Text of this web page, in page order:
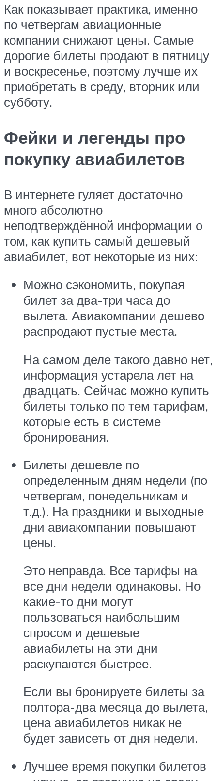
Как показывает практика, именно
по четвергам авиационные
компании снижают цены. Самые
дорогие билеты продают в пятницу
и воскресенье, поэтому лучше их
приобретать в среду, вторник или
субботу.
Фейки и легенды про
покупку авиабилетов
В интернете гуляет достаточно
много абсолютно
неподтверждённой информации о
том, как купить самый дешевый
авиабилет, вот некоторые из них:
Можно сэкономить, покупая
билет за два-три часа до
вылета. Авиакомпании дешево
распродают пустые места.
На самом деле такого давно нет,
информация устарела лет на
двадцать. Сейчас можно купить
билеты только по тем тарифам,
которые есть в системе
бронирования.
Билеты дешевле по
определенным дням недели (по
четвергам, понедельникам и
т.д.). На праздники и выходные
дни авиакомпании повышают
цены.
Это неправда. Все тарифы на
все дни недели одинаковы. Но
какие-то дни могут
пользоваться наибольшим
спросом и дешевые
авиабилеты на эти дни
раскупаются быстрее.
Если вы бронируете билеты за
полтора-два месяца до вылета,
цена авиабилетов никак не
будет зависеть от дня недели.
Лучшее время покупки билетов